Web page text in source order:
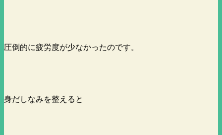
圧倒的に疲労度が少なかったのです。
身だしなみを整えると